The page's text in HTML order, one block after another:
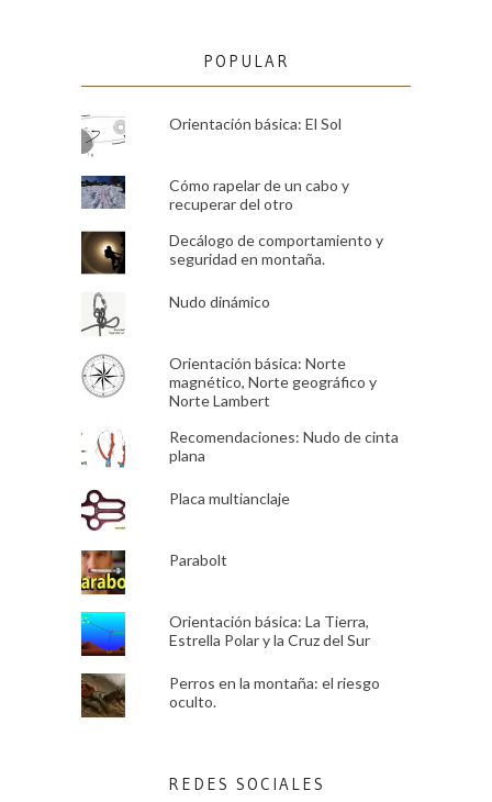
POPULAR
Orientación básica: El Sol
Cómo rapelar de un cabo y
recuperar del otro
Decálogo de comportamiento y
seguridad en montaña.
Nudo dinámico
Orientación básica: Norte
magnético, Norte geográfico y
Norte Lambert
Recomendaciones: Nudo de cinta
plana
Placa multianclaje
Parabolt
Orientación básica: La Tierra,
Estrella Polar y la Cruz del Sur
Perros en la montaña: el riesgo
oculto.
REDES SOCIALES